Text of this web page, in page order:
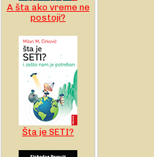
A šta ako vreme ne
postoji?
Šta je SETI?